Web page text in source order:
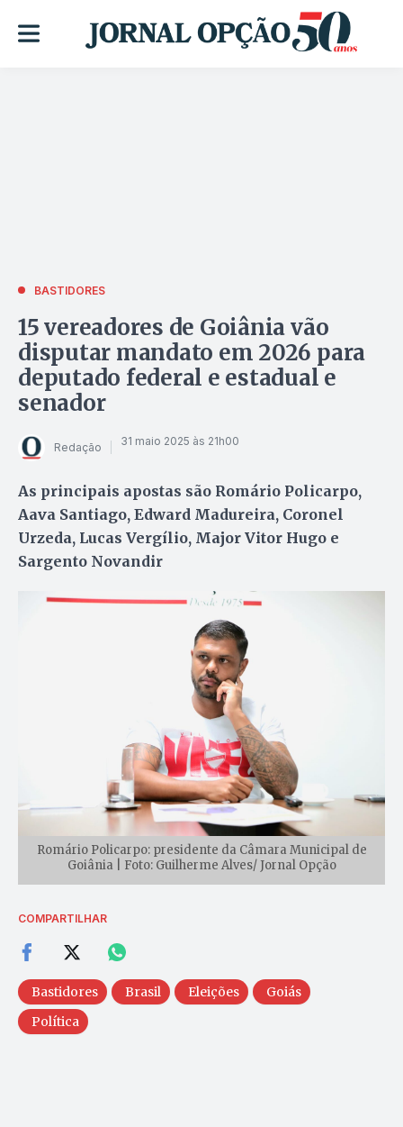
BASTIDORES
15 vereadores de Goiânia vão
disputar mandato em 2026 para
deputado federal e estadual e
senador
Redação 31 maio 2025 às 21h00
As principais apostas são Romário Policarpo,
Aava Santiago, Edward Madureira, Coronel
Urzeda, Lucas Vergílio, Major Vitor Hugo e
Sargento Novandir
Romário Policarpo: presidente da Câmara Municipal de
Goiânia | Foto: Guilherme Alves/ Jornal Opção
COMPARTILHAR
Bastidores Brasil Eleições
Goiás
Política